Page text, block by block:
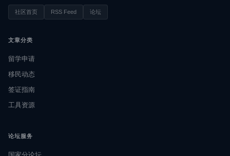
社区首页 RSS Feed 论坛
文章分类
留学申请
移民动态
签证指南
工具资源
论坛服务